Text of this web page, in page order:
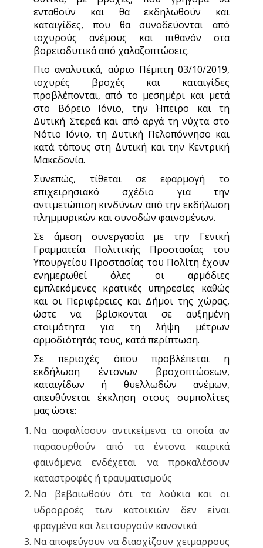
ενταθούν και θα εκδηλωθούν και
καταιγίδες, που θα συνοδεύονται από
ισχυρούς ανέμους και πιθανόν στα
βορειοδυτικά από χαλαζοπτώσεις.
Πιο αναλυτικά, αύριο Πέμπτη 03/10/2019,
ισχυρές βροχές και καταιγίδες
προβλέπονται, από το μεσημέρι και μετά
στο Βόρειο Ιόνιο, την Ήπειρο και τη
Δυτική Στερεά και από αργά τη νύχτα στο
Νότιο Ιόνιο, τη Δυτική Πελοπόννησο και
κατά τόπους στη Δυτική και την Κεντρική
Μακεδονία.
Συνεπώς, τίθεται σε εφαρμογή το
επιχειρησιακό σχέδιο για την
αντιμετώπιση κινδύνων από την εκδήλωση
πλημμυρικών και συνοδών φαινομένων.
Σε άμεση συνεργασία με την Γενική
Γραμματεία Πολιτικής Προστασίας του
Υπουργείου Προστασίας του Πολίτη έχουν
ενημερωθεί όλες οι αρμόδιες
εμπλεκόμενες κρατικές υπηρεσίες καθώς
και οι Περιφέρειες και Δήμοι της χώρας,
ώστε να βρίσκονται σε αυξημένη
ετοιμότητα για τη λήψη μέτρων
αρμοδιότητάς τους, κατά περίπτωση.
Σε περιοχές όπου προβλέπεται η
εκδήλωση έντονων βροχοπτώσεων,
καταιγίδων ή θυελλωδών ανέμων,
απευθύνεται έκκληση στους συμπολίτες
μας ώστε:
Να ασφαλίσουν αντικείμενα τα οποία αν
παρασυρθούν από τα έντονα καιρικά
φαινόμενα ενδέχεται να προκαλέσουν
καταστροφές ή τραυματισμούς
Να βεβαιωθούν ότι τα λούκια και οι
υδρορροές των κατοικιών δεν είναι
φραγμένα και λειτουργούν κανονικά
Να αποφεύγουν να διασχίζουν χειμαρρους